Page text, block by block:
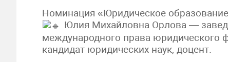
Номинация «Юридическое
Юлия Михайловна Орлова —
международного права юридического
кандидат юридических наук, доцент.